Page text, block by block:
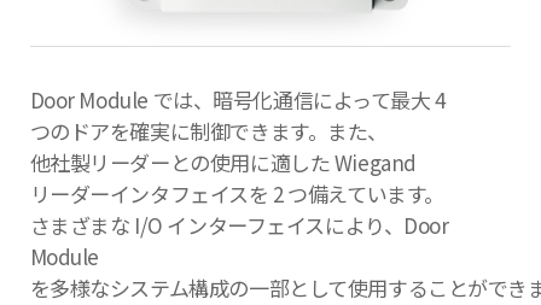
Door Module では、暗号化通信によって最大 4
つのドアを確実に制御できます。また、
他社製リーダーとの使用に適した Wiegand
リーダーインタフェイスを 2 つ備えています。
さまざまな I/O インターフェイスにより、Door
Module
を多様なシステム構成の一部として使用することができ